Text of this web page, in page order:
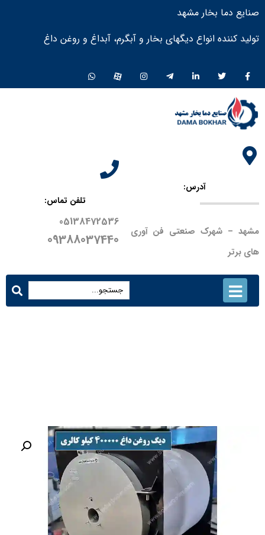
صنایع دما بخار مشهد
تولید کننده انواع دیگهای بخار و آبگرم، آبداغ و روغن داغ ​
آدرس:
مشهد – شهرک صنعتی فن آوری
های برتر
تلفن تماس:
05138472536
09388037440
دیگ روغن داغ 400000 کیلو کالری